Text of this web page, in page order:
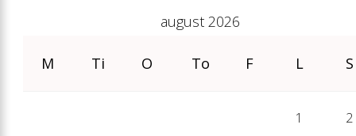
august 2026
M Ti O To F L S
1 2